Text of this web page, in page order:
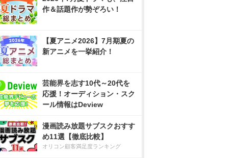
作＆話題作が勢ぞろい！
【夏アニメ2026】7月期夏の
新アニメを一挙紹介！
芸能界を志す10代～20代を
応援！オーディション・スク
ール情報はDeview
漫画読み放題サブスクおすす
め11選【徹底比較】
オリコン顧客満足度ランキング